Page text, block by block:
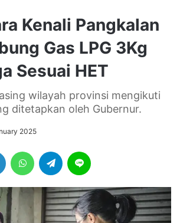
Kenali Pangkalan
Gas LPG 3Kg
Sesuai HET
wilayah provinsi mengikuti
ditetapkan oleh Gubernur.
2025
LinkedIn WhatsAppTelegram